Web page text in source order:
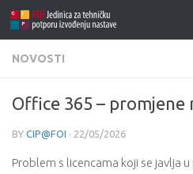
NOVOSTI
Office 365 – promjene
BY CIP@FOI · 22/05/2026
Problem s licencama koji se javlja